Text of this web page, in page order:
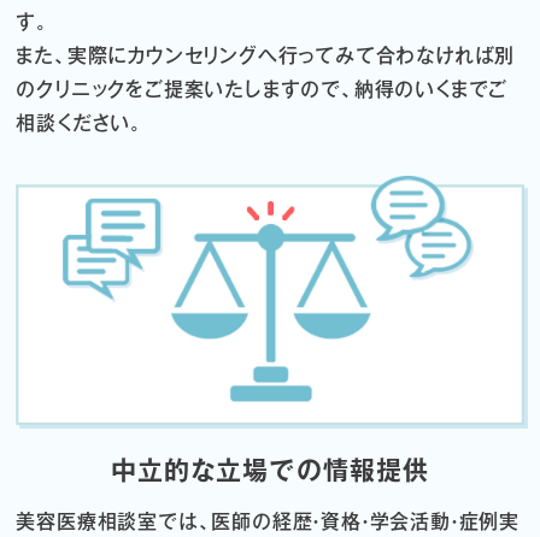
す。
また、実際にカウンセリングへ行ってみて合わなければ別
のクリニックをご提案いたしますので、納得のいくまでご
相談ください。
中立的な立場での情報提供
美容医療相談室では、医師の経歴・資格・学会活動・症例実